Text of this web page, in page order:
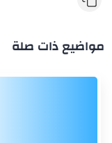
مواضيع ذات صلة